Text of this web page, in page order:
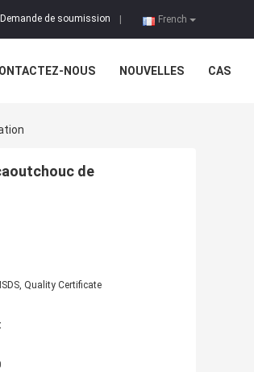
French
Demande de soumission
NOUS NOUVELLES CAS
de
Quality Certificate